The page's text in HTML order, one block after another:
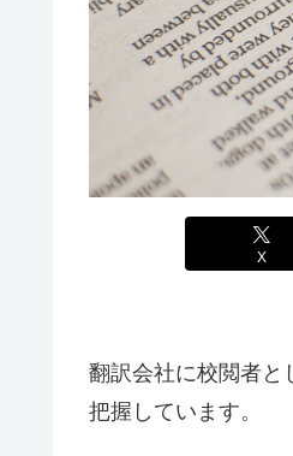
X
翻訳会社に校閲者と
把握しています。